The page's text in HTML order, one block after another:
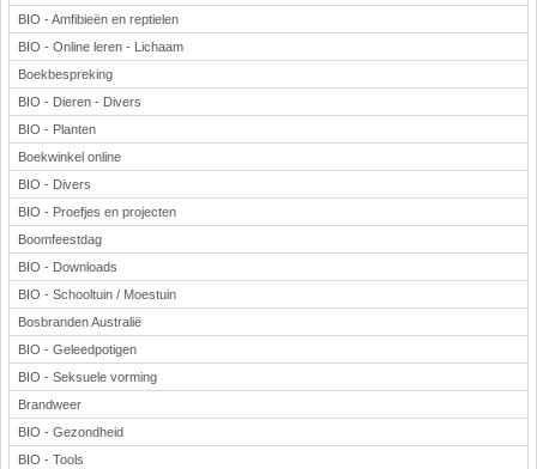
BIO - Amfibieën en reptielen
BIO - Online leren - Lichaam
Boekbespreking
BIO - Dieren - Divers
BIO - Planten
Boekwinkel online
BIO - Divers
BIO - Proefjes en projecten
Boomfeestdag
BIO - Downloads
BIO - Schooltuin / Moestuin
Bosbranden Australië
BIO - Geleedpotigen
BIO - Seksuele vorming
Brandweer
BIO - Gezondheid
BIO - Tools